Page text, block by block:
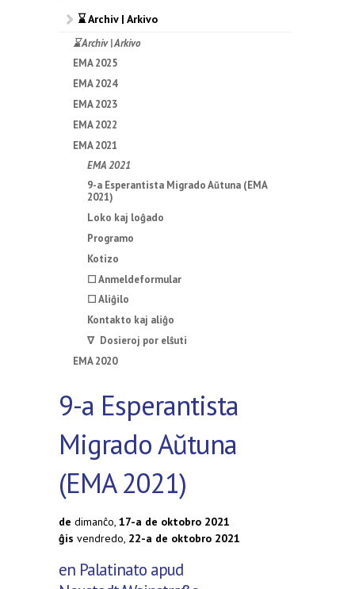
⌛ Archiv | Arkivo
⌛ Archiv | Arkivo
EMA 2025
EMA 2024
EMA 2023
EMA 2022
EMA 2021
EMA 2021
9-a Esperantista Migrado Aŭtuna (EMA
2021)
Loko kaj loĝado
Programo
Kotizo
☐ Anmeldeformular
☐ Aliĝilo
Kontakto kaj aliĝo
∇ Dosieroj por elŝuti
EMA 2020
9-a Esperantista
Migrado Aŭtuna
(EMA 2021)
de dimanĉo, 17-a de oktobro 2021
ĝis vendredo, 22-a de oktobro 2021
en Palatinato apud